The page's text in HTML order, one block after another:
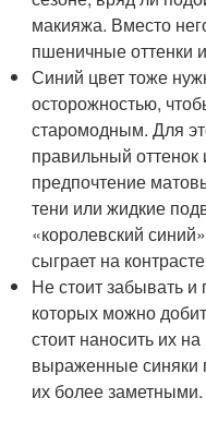
макияжа. Вместо
пшеничные оттенки
Синий цвет тоже
осторожностью,
старомодным. Для
правильный оттенок
предпочтение
тени или жидкие
«королевский
сыграет на
Не стоит забывать
которых можно
стоит наносить их
выраженные синяки
их более заметными.